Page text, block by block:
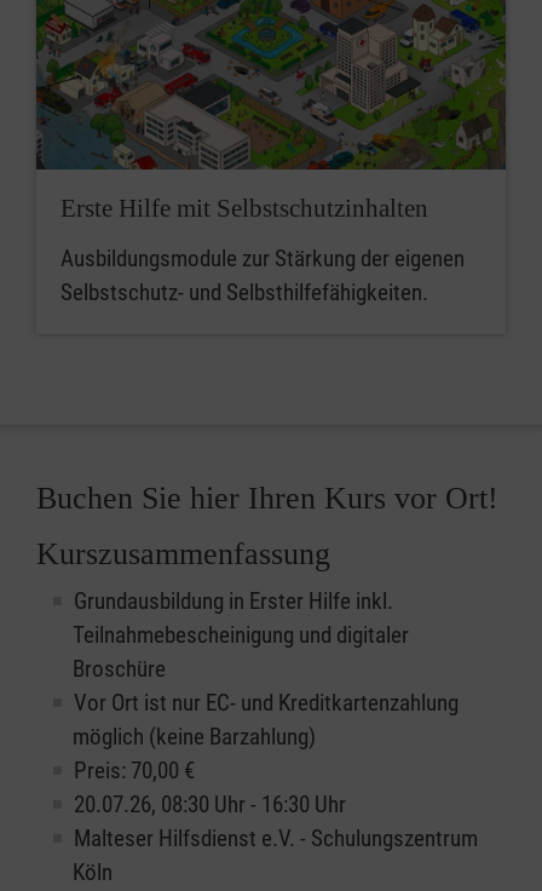
Erste Hilfe mit Selbstschutzinhalten
Ausbildungsmodule zur Stärkung der eigenen
Selbstschutz- und Selbsthilfefähigkeiten.
Buchen Sie hier Ihren Kurs vor Ort!
Kurszusammenfassung
Grundausbildung in Erster Hilfe inkl.
Teilnahmebescheinigung und digitaler
Broschüre
Vor Ort ist nur EC- und Kreditkartenzahlung
möglich (keine Barzahlung)
Preis: 70,00 €
20.07.26, 08:30 Uhr - 16:30 Uhr
Malteser Hilfsdienst e.V. - Schulungszentrum
Köln